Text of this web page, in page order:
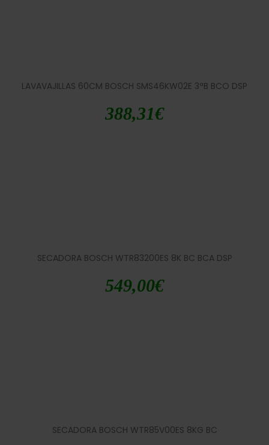
LAVAVAJILLAS 60CM BOSCH SMS46KW02E 3ªB BCO DSP
388,31€
SECADORA BOSCH WTR83200ES 8K BC BCA DSP
549,00€
SECADORA BOSCH WTR85V00ES 8KG BC